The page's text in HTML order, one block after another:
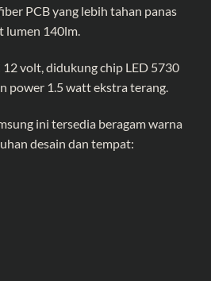
PCB yang lebih tahan panas
lumen 140lm.
volt, didukung chip LED 5730
power 1.5 watt ekstra terang.
ini tersedia beragam warna
desain dan tempat: